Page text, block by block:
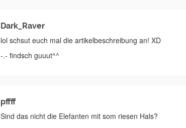
Dark_Raver
lol schsut euch mal die artikelbeschreibung an! XD
-.- findsch guuut^^
pffff
Sind das nicht die Elefanten mit som riesen Hals?